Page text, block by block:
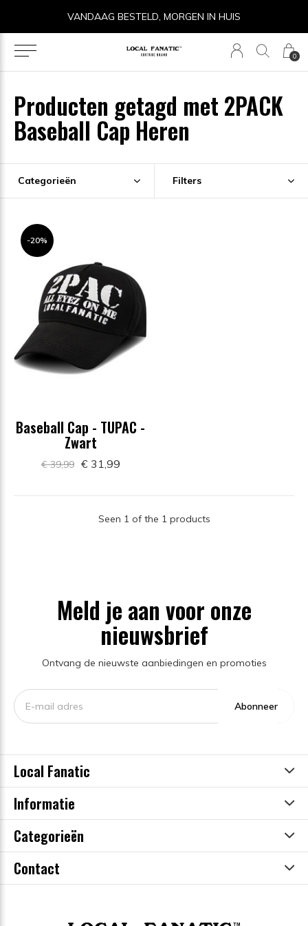
0
VANDAAG BESTELD, MORGEN IN HUIS
Producten getagd met 2PACK
Baseball Cap Heren
Categorieën Filters
-20%
Baseball Cap - TUPAC -
Zwart
€ 39,99 € 31,99
Seen 1 of the 1 products
Meld je aan voor onze
nieuwsbrief
Ontvang de nieuwste aanbiedingen en promoties
Abonneer
Local Fanatic
Informatie
Categorieën
Contact